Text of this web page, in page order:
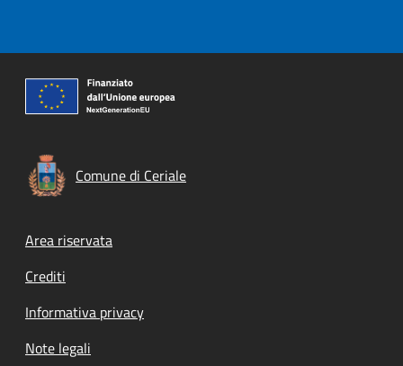
Comune di Ceriale
Footer menu
Area riservata
Crediti
Informativa privacy
Note legali